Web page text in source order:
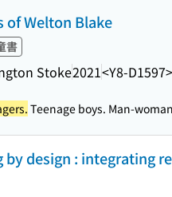
Welton Blake
書
Stoke2021<Y8-D1597>
Teenage boys. Man-
by design : integrating